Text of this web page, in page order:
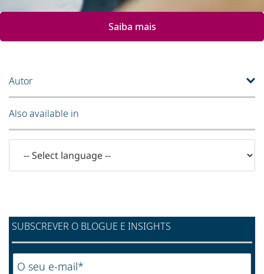
Saiba mais
Autor
Also available in
SUBSCREVER O BLOGUE E INSIGHTS
O seu e-mail*